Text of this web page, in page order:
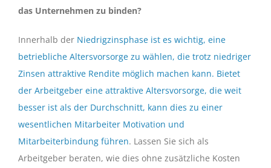
das Unternehmen zu binden?
Innerhalb der Niedrigzinsphase ist es wichtig, eine
betriebliche Altersvorsorge zu wählen, die trotz niedriger
Zinsen attraktive Rendite möglich machen kann. Bietet
der Arbeitgeber eine attraktive Altersvorsorge, die weit
besser ist als der Durchschnitt, kann dies zu einer
wesentlichen Mitarbeiter Motivation und
Mitarbeiterbindung führen. Lassen Sie sich als
Arbeitgeber beraten, wie dies ohne zusätzliche Kosten